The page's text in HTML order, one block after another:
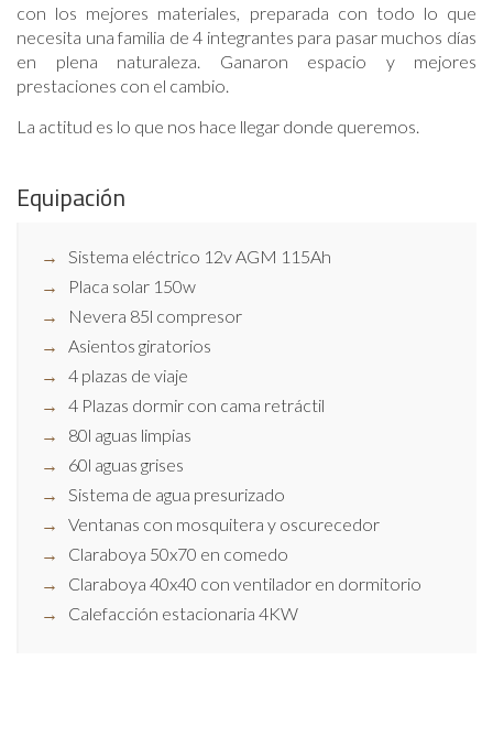
con los mejores materiales, preparada con todo lo que
necesita una familia de 4 integrantes para pasar muchos días
en plena naturaleza. Ganaron espacio y mejores
prestaciones con el cambio.
La actitud es lo que nos hace llegar donde queremos.
Equipación
Sistema eléctrico 12v AGM 115Ah
Placa solar 150w
Nevera 85l compresor
Asientos giratorios
4 plazas de viaje
4 Plazas dormir con cama retráctil
80l aguas limpias
60l aguas grises
Sistema de agua presurizado
Ventanas con mosquitera y oscurecedor
Claraboya 50x70 en comedo
Claraboya 40x40 con ventilador en dormitorio
Calefacción estacionaria 4KW